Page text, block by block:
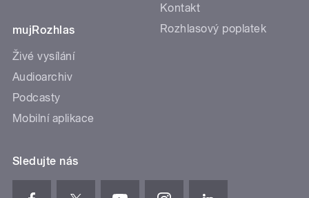
mujRozhlas
Živé vysílání
Audioarchiv
Podcasty
Mobilní aplikace
Kontakt
Rozhlasový poplatek
Sledujte nás